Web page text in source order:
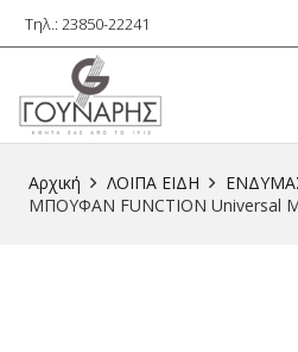
Τηλ.: 23850-22241
Αρχική ΛΟΙΠΑ ΕIΔΗ
ΜΠΟΥΦΑΝ FUNCTION Universal